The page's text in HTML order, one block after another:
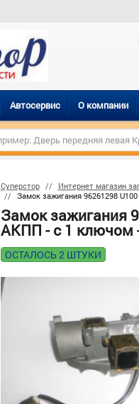
Автосервис О компании
Суперстор Интернет магазин
Замок зажигания 96261298
Замок зажигания
АКПП - с 1 ключом
ОСТАЛОСЬ 2 ШТУКИ